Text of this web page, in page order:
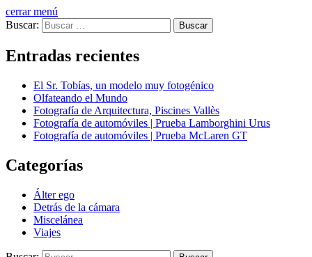
cerrar menú
Buscar:
Entradas recientes
El Sr. Tobías, un modelo muy fotogénico
Olfateando el Mundo
Fotografía de Arquitectura, Piscines Vallès
Fotografía de automóviles | Prueba Lamborghini Urus
Fotografía de automóviles | Prueba McLaren GT
Categorías
Álter ego
Detrás de la cámara
Miscelánea
Viajes